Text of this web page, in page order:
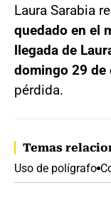
Laura Sarabia
quedado en el
llegada de
domingo 29 de
pérdida.
Temas
Uso de polígrafo